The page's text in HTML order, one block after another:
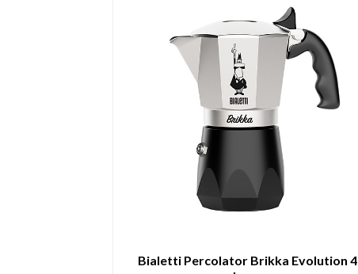
Bialetti Percolator Brikka Evolution 4